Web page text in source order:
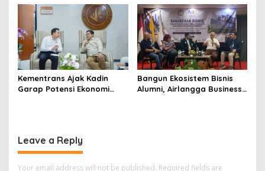
Penggerak Ekonomi Desa
Pengawasan Menguat
Kementrans Ajak Kadin
Garap Potensi Ekonomi
Bangun Ekosistem Bisnis
Alumni, Airlangga Business
Leave a Reply
Your email address will not be published. Required fields are